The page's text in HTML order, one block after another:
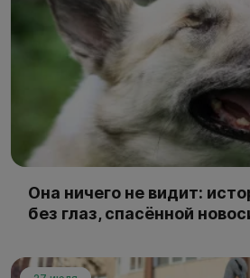
Она ничего не видит:
без глаз, спасённой